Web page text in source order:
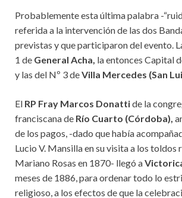
Probablemente esta última palabra -
referida a la intervención de las dos
previstas y que participaron del evento.
1 de General Acha, la entonces Capital
y las del Nº 3 deVilla Mercedes (San
El RP Fray Marcos Donattide la
franciscana de Río Cuarto (Córdoba),
de los pagos, -dado que había
Lucio V. Mansilla en su visita a los toldos
Mariano Rosas en 1870- llegó a
meses de 1886, para ordenar todo lo
religioso, a los efectos de que la